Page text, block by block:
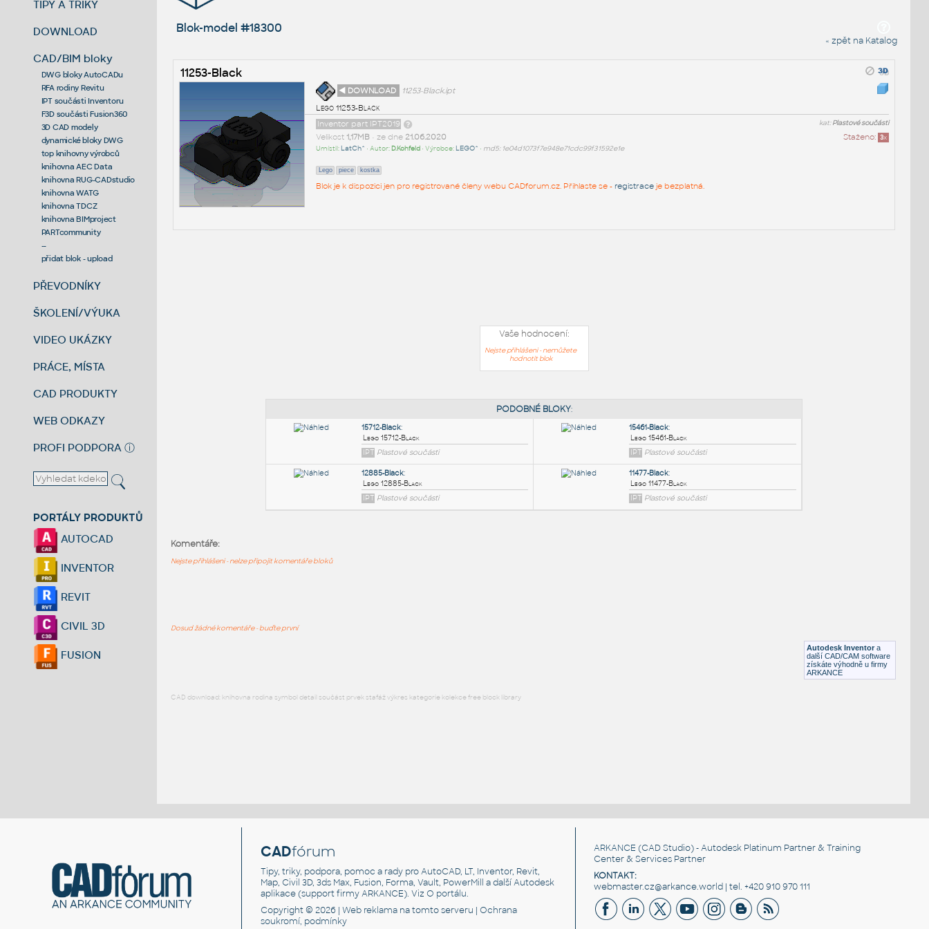
TIPY A TRIKY
DOWNLOAD
CAD/BIM bloky
DWG bloky AutoCADu
RFA rodiny Revitu
IPT součásti Inventoru
F3D součásti Fusion360
3D CAD modely
dynamické bloky DWG
top knihovny výrobců
knihovna AEC Data
knihovna RUG-CADstudio
knihovna WATG
knihovna TDCZ
knihovna BIMproject
PARTcommunity
--
přidat blok - upload
PŘEVODNÍKY
ŠKOLENÍ/VÝUKA
VIDEO UKÁZKY
PRÁCE, MÍSTA
CAD PRODUKTY
WEB ODKAZY
PROFI PODPORA ⓘ
PORTÁLY PRODUKTŮ
AUTOCAD
INVENTOR
REVIT
CIVIL 3D
FUSION
Blok-model #18300
« zpět na Katalog
11253-Black
◄ DOWNLOAD
11253-Black.ipt
Lego 11253-Black
kat:Plastové součásti
Inventor part IPT2019
Staženo: 3x
Velikost 1,17MB• ze dne 21.06.2020
Umístil: LatCh^ • Autor: D.Kohfeld• Výrobce: LEGO^ • md5: 1e04d1073f7e948e71cdc99f31592e1e
Lego piece kostka
Blok je k dispozici jen pro registrované členy webu CADforum.cz. Přihlaste se - registraceje bezplatná.
Vaše hodnocení:
Nejste přihlášeni - nemůžete
hodnotit blok
Plastové součásti
Autodesk Inventor a
další CAD/CAM software
získáte výhodně u firmy
ARKANCE
Komentáře:
Nejste přihlášeni - nelze připojit komentáře bloků
Dosud žádné komentáře - buďte první
CAD download: knihovna rodina symbol detail součást prvek stafáž výkres kategorie kolekce free block library
CADfórum
Tipy, triky, podpora, pomoc a rady pro AutoCAD, LT, Inventor, Revit,
Map, Civil 3D, 3ds Max, Fusion, Forma, Vault, PowerMill a další Autodesk
aplikace (support firmy ARKANCE). VizO portálu.
Copyright © 2026 |Web reklama na tomto serveru |Ochrana
soukromí, podmínky
ARKANCE (CAD Studio) - Autodesk Platinum Partner & Training
Center & Services Partner
KONTAKT:
webmaster.cz@arkance.world | tel. +420 910 970 111